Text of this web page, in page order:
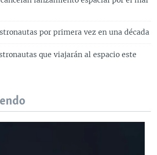
por primera vez en una década
que viajarán al espacio este